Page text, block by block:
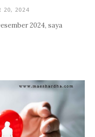
20, 2024
2024, saya